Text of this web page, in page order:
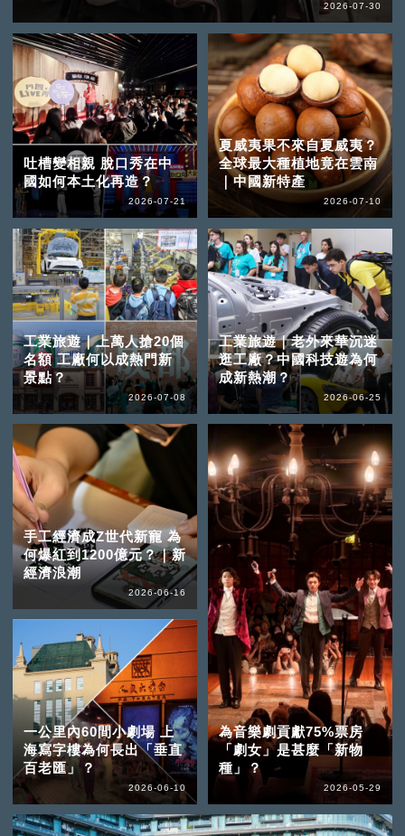
2026-07-30
吐槽變相親 脫口秀在中
國如何本土化再造？
2026-07-21
夏威夷果不來自夏威夷？
全球最大種植地竟在雲南
｜中國新特產
2026-07-10
工業旅遊｜上萬人搶20個
名額 工廠何以成熱門新
景點？
2026-07-08
工業旅遊｜老外來華沉迷
逛工廠？中國科技遊為何
成新熱潮？
2026-06-25
手工經濟成Z世代新寵 為
何爆紅到1200億元？｜新
經濟浪潮
2026-06-16
一公里內60間小劇場 上
海寫字樓為何長出「垂直
百老匯」？
2026-06-10
為音樂劇貢獻75%票房
「劇女」是甚麼「新物
種」？
2026-05-29